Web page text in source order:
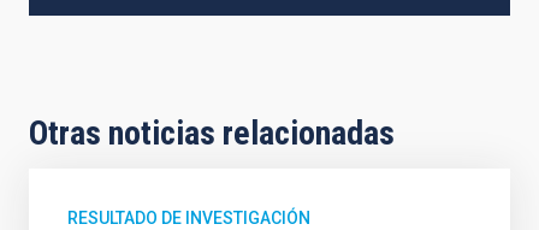
Otras noticias relacionadas
RESULTADO DE INVESTIGACIÓN